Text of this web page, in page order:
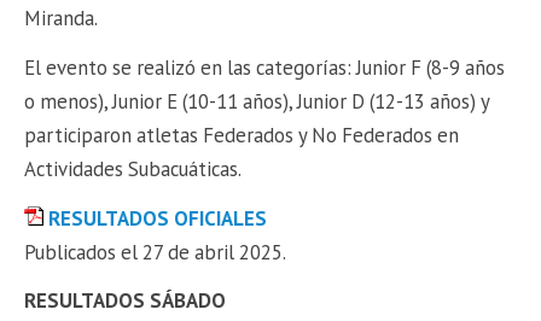
Miranda.
El evento se realizó en las categorías: Junior F (8-9 años
o menos), Junior E (10-11 años), Junior D (12-13 años) y
participaron atletas Federados y No Federados en
Actividades Subacuáticas.
RESULTADOS OFICIALES
Publicados el 27 de abril 2025.
RESULTADOS SÁBADO